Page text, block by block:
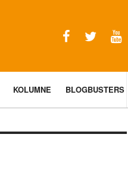
KOLUMNE BLOGBUSTERS